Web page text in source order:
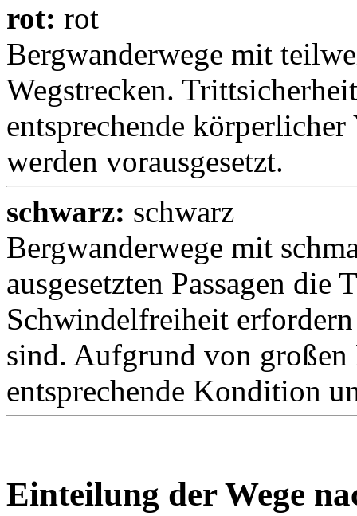
rot: rot
Bergwanderwege mit
Wegstrecken.
entsprechende
werden vorausgesetzt.
schwarz: schwarz
Bergwanderwege mit
ausgesetzten Passagen die
Schwindelfreiheit
sind. Aufgrund von großen
entsprechende Kondition
Einteilung der Wege